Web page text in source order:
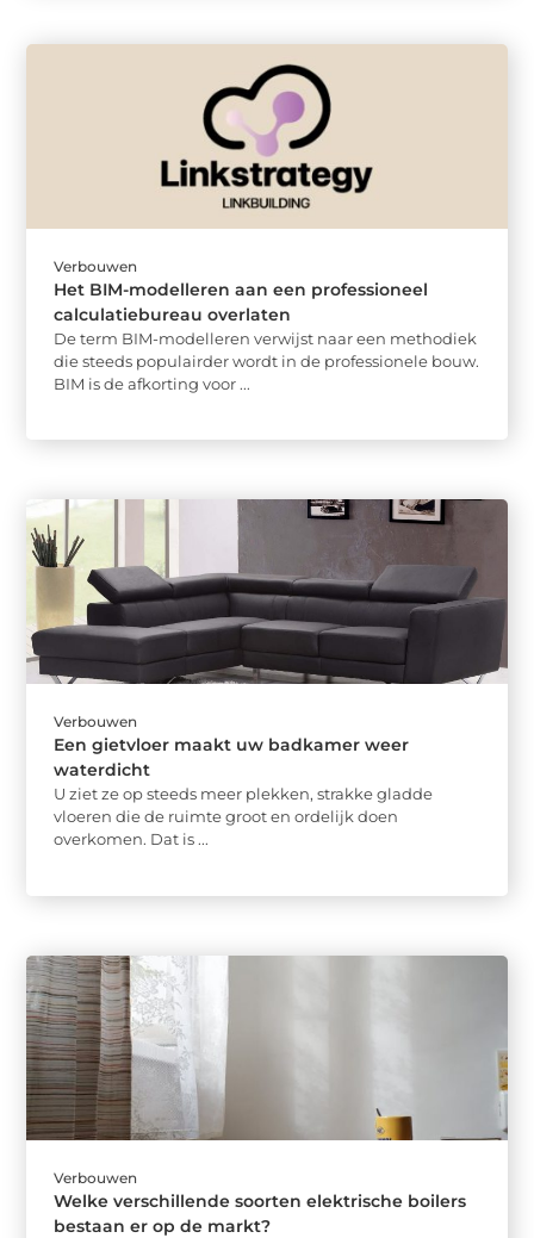
Verbouwen
Het BIM-modelleren aan een professioneel
calculatiebureau overlaten
De term BIM-modelleren verwijst naar een methodiek
die steeds populairder wordt in de professionele bouw.
BIM is de afkorting voor ...
Verbouwen
Een gietvloer maakt uw badkamer weer
waterdicht
U ziet ze op steeds meer plekken, strakke gladde
vloeren die de ruimte groot en ordelijk doen
overkomen. Dat is ...
Verbouwen
Welke verschillende soorten elektrische boilers
bestaan er op de markt?